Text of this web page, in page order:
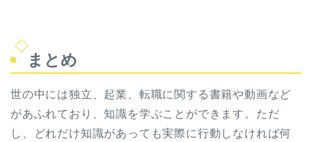
まとめ
世の中には独立、起業、転職に関する書籍や動画など
があふれており、知識を学ぶことができます。ただ
し、どれだけ知識があっても実際に行動しなければ何